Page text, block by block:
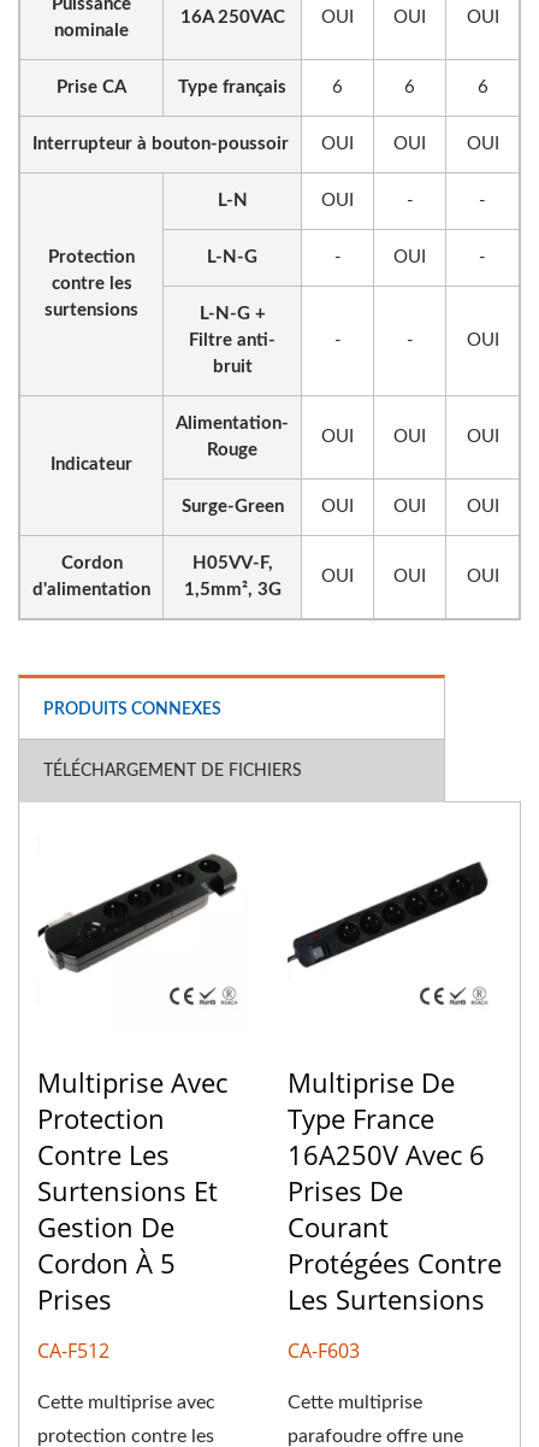
Puissance
nominale
16A 250VAC OUI OUI OUI
Prise CA Type français 6 6 6
Interrupteur à bouton-poussoir OUI OUI OUI
Protection
contre les
surtensions
L-N OUI - -
L-N-G - OUI -
L-N-G +
Filtre anti-
bruit
- - OUI
Indicateur
Alimentation-
Rouge
OUI OUI OUI
Surge-Green OUI OUI OUI
Cordon
d'alimentation
H05VV-F,
1,5mm², 3G
OUI OUI OUI
PRODUITS CONNEXES
TÉLÉCHARGEMENT DE FICHIERS
Multiprise Avec
Protection
Contre Les
Surtensions Et
Gestion De
Cordon À 5
Prises
CA-F512
Cette multiprise avec
protection contre les
Multiprise De
Type France
16A250V Avec 6
Prises De
Courant
Protégées Contre
Les Surtensions
CA-F603
Cette multiprise
parafoudre offre une